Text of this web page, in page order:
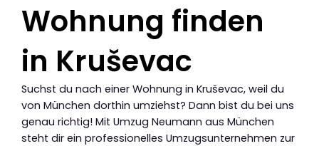
Wohnung finden
in Kruševac
Suchst du nach einer Wohnung in Kruševac, weil du
von München dorthin umziehst? Dann bist du bei uns
genau richtig! Mit Umzug Neumann aus München
steht dir ein professionelles Umzugsunternehmen zur